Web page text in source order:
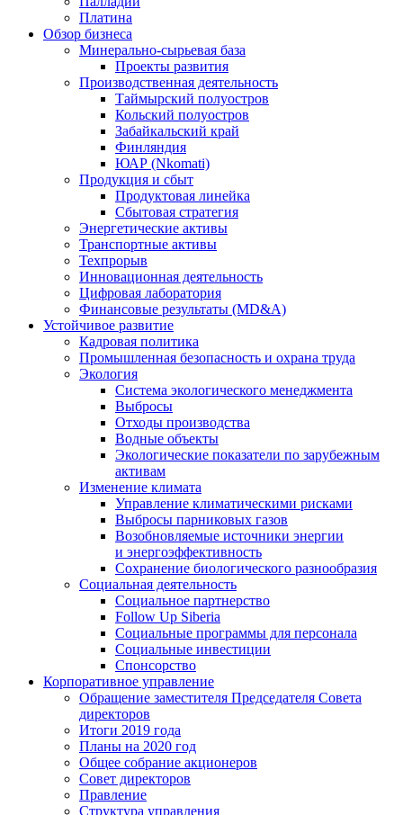
Платина
Обзор бизнеса
Минерально-сырьевая база
Проекты развития
Производственная деятельность
Таймырский полуостров
Кольский полуостров
Забайкальский край
Финляндия
ЮАР (Nkomati)
Продукция и сбыт
Продуктовая линейка
Сбытовая стратегия
Энергетические активы
Транспортные активы
Техпрорыв
Инновационная деятельность
Цифровая лаборатория
Финансовые результаты (MD&A)
Устойчивое развитие
Кадровая политика
Промышленная безопасность и охрана труда
Экология
Система экологического менеджмента
Выбросы
Отходы производства
Водные объекты
Экологические показатели по зарубежным
активам
Изменение климата
Управление климатическими рисками
Выбросы парниковых газов
Возобновляемые источники энергии
и энергоэффективность
Сохранение биологического разнообразия
Социальная деятельность
Социальное партнерство
Follow Up Siberia
Социальные программы для персонала
Социальные инвестиции
Спонсорство
Корпоративное управление
Обращение заместителя Председателя Совета
директоров
Итоги 2019 года
Планы на 2020 год
Общее собрание акционеров
Совет директоров
Правление
Структура управления